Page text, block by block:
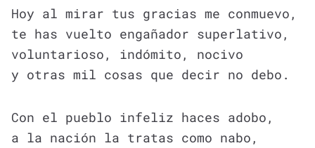
Hoy al mirar tus gracias me conmuevo,
te has vuelto engañador superlativo,
voluntarioso, indómito, nocivo
y otras mil cosas que decir no debo.
Con el pueblo infeliz haces adobo,
a la nación la tratas como nabo,